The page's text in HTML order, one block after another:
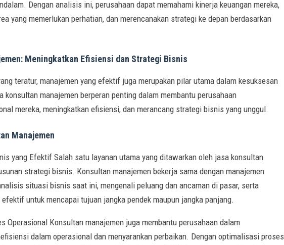
Dengan analisis ini, perusahaan dapat memahami kinerja keuangan mereka,
yang memerlukan perhatian, dan merencanakan strategi ke depan berdasarkan
Meningkatkan Efisiensi dan Strategi Bisnis
teratur, manajemen yang efektif juga merupakan pilar utama dalam kesuksesan
konsultan manajemen berperan penting dalam membantu perusahaan
mereka, meningkatkan efisiensi, dan merancang strategi bisnis yang unggul.
Manajemen
yang Efektif Salah satu layanan utama yang ditawarkan oleh jasa konsultan
strategi bisnis. Konsultan manajemen bekerja sama dengan manajemen
situasi bisnis saat ini, mengenali peluang dan ancaman di pasar, serta
untuk mencapai tujuan jangka pendek maupun jangka panjang.
Operasional Konsultan manajemen juga membantu perusahaan dalam
dalam operasional dan menyarankan perbaikan. Dengan optimalisasi proses